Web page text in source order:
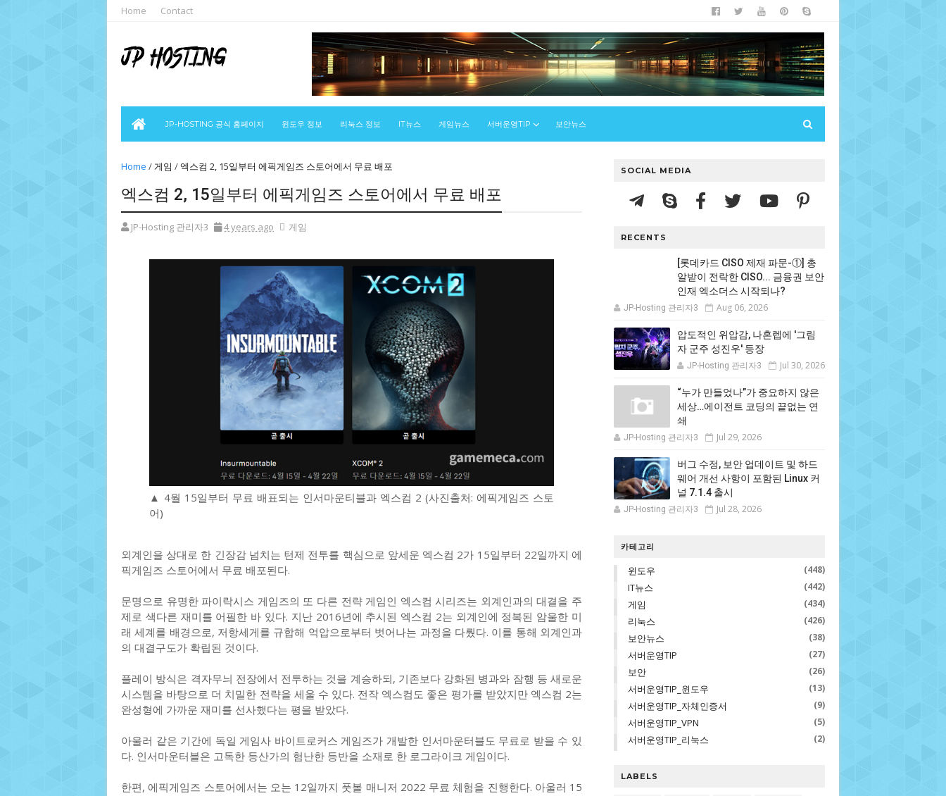
Home Contact
JP-HOSTING 공식 홈페이지 윈도우 정보 리눅스 정보 IT뉴스 게임뉴스 서버운영TIP 보안뉴스
Home /게임 /엑스컴 2, 15일부터 에픽게임즈 스토어에서 무료 배포
엑스컴 2, 15일부터 에픽게임즈 스토어에서 무료 배포
JP-Hosting 관리자3 4 years ago 게임
▲ 4월 15일부터 무료 배표되는 인서마운티블과 엑스컴 2 (사진출처: 에픽게임즈 스토
어)
외계인을 상대로 한 긴장감 넘치는 턴제 전투를 핵심으로 앞세운 엑스컴 2가 15일부터 22일까지 에
픽게임즈 스토어에서 무료 배포된다.
문명으로 유명한 파이락시스 게임즈의 또 다른 전략 게임인 엑스컴 시리즈는 외계인과의 대결을 주
제로 색다른 재미를 어필한 바 있다. 지난 2016년에 추시된 엑스컴 2는 외계인에 정복된 암울한 미
래 세계를 배경으로, 저항세게를 규합해 억압으로부터 벗어나는 과정을 다뤘다. 이를 통해 외계인과
의 대결구도가 확립된 것이다.
플레이 방식은 격자무늬 전장에서 전투하는 것을 계승하되, 기존보다 강화된 병과와 잠행 등 새로운
시스템을 바탕으로 더 치밀한 전략을 세울 수 있다. 전작 엑스컴도 좋은 평가를 받았지만 엑스컴 2는
완성형에 가까운 재미를 선사했다는 평을 받았다.
아울러 같은 기간에 독일 게임사 바이트로커스 게임즈가 개발한 인서마운터블도 무료로 받을 수 있
다. 인서마운터블은 고독한 등산가의 험난한 등반을 소재로 한 로그라이크 게임이다.
한편, 에픽게임즈 스토어에서는 오는 12일까지 풋볼 매니저 2022 무료 체험을 진행한다. 아울러 15
SOCIAL MEDIA
RECENTS
[롯데카드 CISO 제재 파문-①] 총
알받이 전락한 CISO... 금융권 보안
인재 엑소더스 시작되나?
JP-Hosting 관리자3 Aug 06, 2026
압도적인 위압감, 나혼렙에 '그림
자 군주 성진우' 등장
JP-Hosting 관리자3 Jul 30, 2026
“누가 만들었나”가 중요하지 않은
세상…에이전트 코딩의 끝없는 연
쇄
JP-Hosting 관리자3 Jul 29, 2026
버그 수정, 보안 업데이트 및 하드
웨어 개선 사항이 포함된 Linux 커
널 7.1.4 출시
JP-Hosting 관리자3 Jul 28, 2026
카테고리
윈도우 (448)
IT뉴스 (442)
게임 (434)
리눅스 (426)
보안뉴스 (38)
서버운영TIP (27)
보안 (26)
서버운영TIP_윈도우 (13)
서버운영TIP_자체인증서 (9)
서버운영TIP_VPN (5)
서버운영TIP_리눅스 (2)
LABELS